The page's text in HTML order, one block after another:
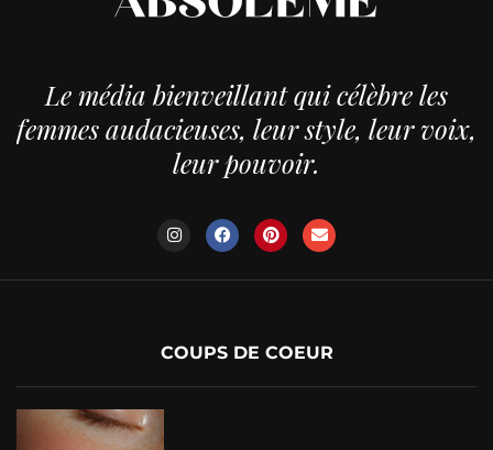
Le média bienveillant qui célèbre les
femmes audacieuses, leur style, leur voix,
leur pouvoir.
COUPS DE COEUR